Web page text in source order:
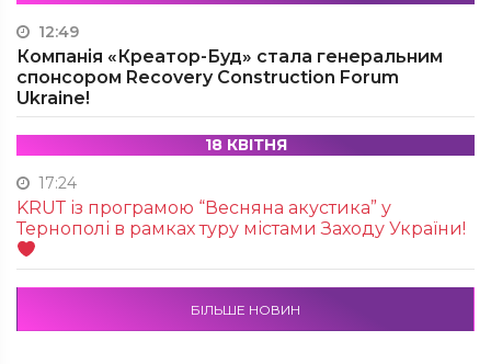
12:49
Компанія «Креатор-Буд» стала генеральним
спонсором Recovery Construction Forum
Ukraine!
18 КВІТНЯ
17:24
KRUТ із програмою “Весняна акустика” у
Тернополі в рамках туру містами Заходу України!
БІЛЬШЕ НОВИН